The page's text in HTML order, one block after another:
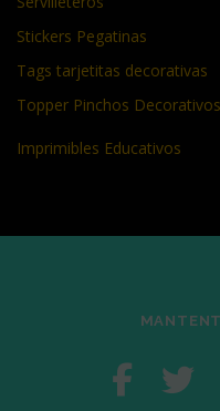
Stickers Pegatinas
Tags tarjetitas decorativas
Topper Pinchos Decorativos
Imprimibles Educativos